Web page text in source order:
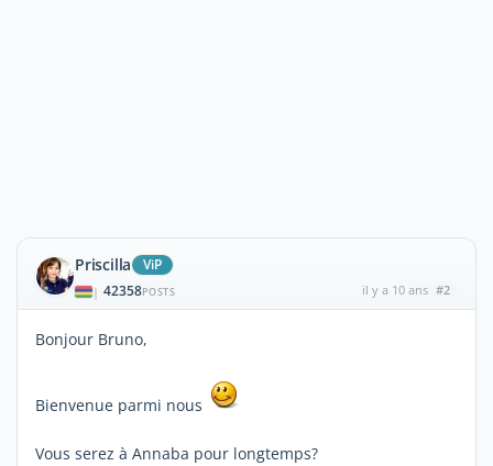
Priscilla ViP
| 42358POSTS il y a 10 ans #2
Bonjour Bruno,
Bienvenue parmi nous
Vous serez à Annaba pour longtemps?